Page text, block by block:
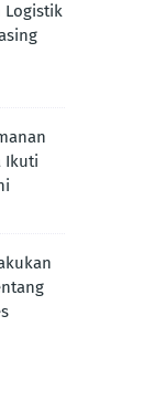
Logistik
Ikuti